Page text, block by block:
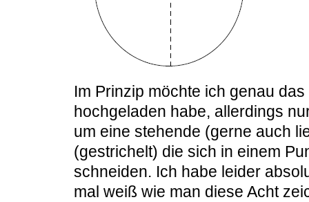
Im Prinzip möchte ich genau
hochgeladen habe, allerdings
um eine stehende (gerne auch
(gestrichelt) die sich in einem
schneiden. Ich habe leider
mal weiß wie man diese Acht